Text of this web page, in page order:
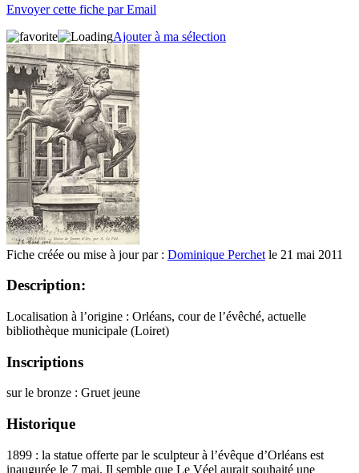
Envoyer cette fiche par Email
Ajouter à ma sélection
Fiche créée ou mise à jour par : Dominique Perchet le 21 mai 2011
Description:
Localisation à l’origine : Orléans, cour de l’évêché, actuelle
bibliothèque municipale (Loiret)
Inscriptions
sur le bronze : Gruet jeune
Historique
1899 : la statue offerte par le sculpteur à l’évêque d’Orléans est
inaugurée le 7 mai. Il semble que Le Véel aurait souhaité une